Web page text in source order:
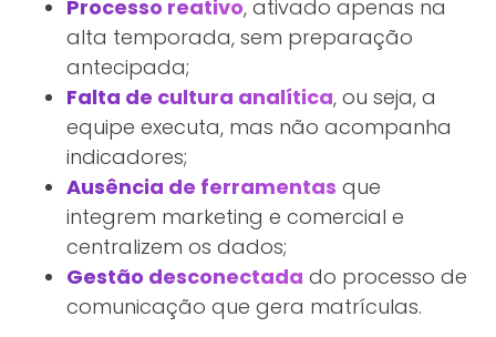
Processo reativo, ativado apenas na
alta temporada, sem preparação
antecipada;
Falta de cultura analítica, ou seja, a
equipe executa, mas não acompanha
indicadores;
Ausência de ferramentas que
integrem marketing e comercial e
centralizem os dados;
Gestão desconectada do processo de
comunicação que gera matrículas.